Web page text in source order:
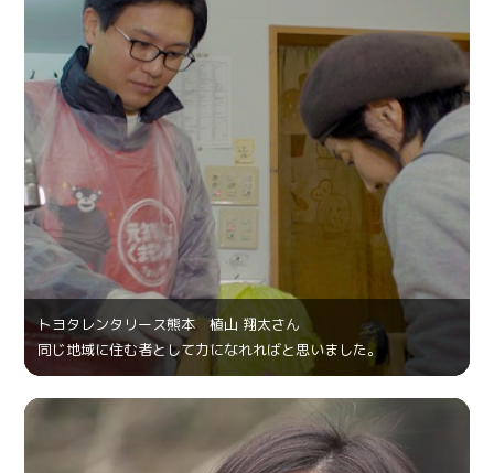
トヨタレンタリース熊本 植山 翔太さん
同じ地域に住む者として力になれればと思いました。